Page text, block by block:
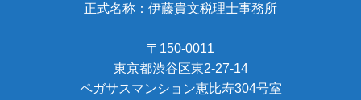
正式名称：伊藤貴文税理士事務所
〒150-0011
東京都渋谷区東2-27-14
ペガサスマンション恵比寿304号室